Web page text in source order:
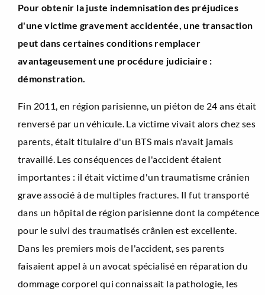
Pour obtenir la juste indemnisation des préjudices
d'une victime gravement accidentée, une transaction
peut dans certaines conditions remplacer
avantageusement une procédure judiciaire :
démonstration.
Fin 2011, en région parisienne, un piéton de 24 ans était
renversé par un véhicule. La victime vivait alors chez ses
parents, était titulaire d'un BTS mais n'avait jamais
travaillé. Les conséquences de l'accident étaient
importantes : il était victime d'un traumatisme crânien
grave associé à de multiples fractures. Il fut transporté
dans un hôpital de région parisienne dont la compétence
pour le suivi des traumatisés crânien est excellente.
Dans les premiers mois de l'accident, ses parents
faisaient appel à un avocat spécialisé en réparation du
dommage corporel qui connaissait la pathologie, les